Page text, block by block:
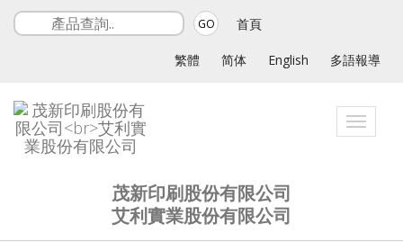
GO 首頁
繁體 简体 English 多語報導
Toggle
茂新印刷股份有限公司
艾利實業股份有限公司